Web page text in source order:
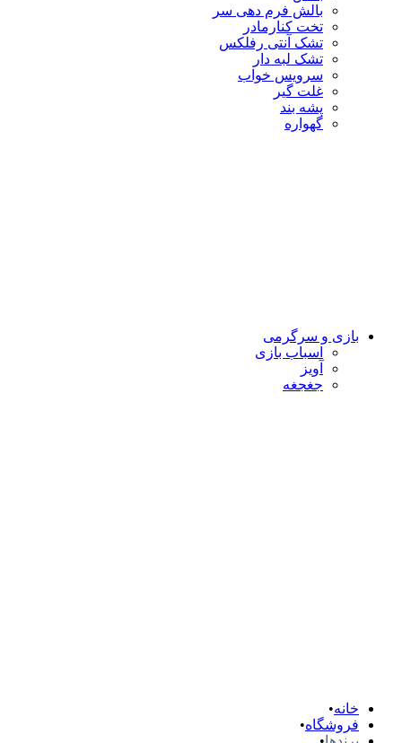
بالش فرم دهی سر
تخت کنارمادر
تشک آنتی رفلکس
تشک لبه دار
سرویس خواب
غلت گیر
پشه بند
گهواره
بازی و سرگرمی
اسباب بازی
آویز
جغجغه
خانه
فروشگاه